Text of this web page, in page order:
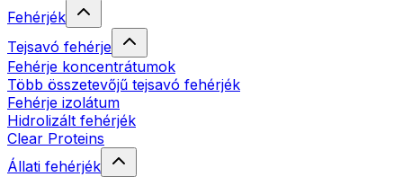
Fehérjék
Tejsavó fehérje
Fehérje koncentrátumok
Több összetevőjű tejsavó fehérjék
Fehérje izolátum
Hidrolizált fehérjék
Clear Proteins
Állati fehérjék